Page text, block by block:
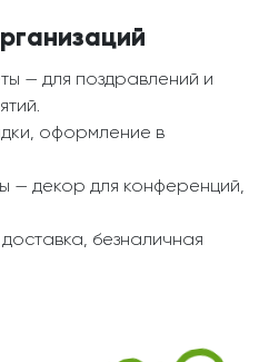
— для поздравлений и
оформление в
— декор для конференций,
безналичная